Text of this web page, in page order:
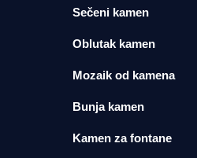
Sečeni kamen
Oblutak kamen
Mozaik od kamena
Bunja kamen
Kamen za fontane